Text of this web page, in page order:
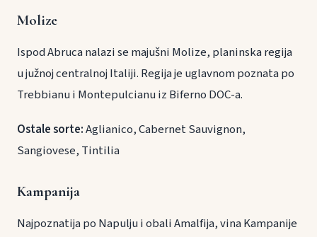
Molize
Ispod Abruca nalazi se majušni Molize, planinska regija
u južnoj centralnoj Italiji. Regija je uglavnom poznata po
Trebbianu i Montepulcianu iz Biferno DOC-a.
Ostale sorte:Aglianico, Cabernet Sauvignon,
Sangiovese, Tintilia
Kampanija
Najpoznatija po Napulju i obali Amalfija, vina Kampanije